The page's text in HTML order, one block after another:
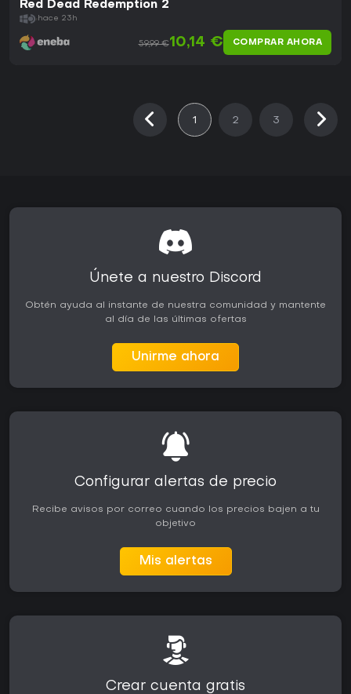
Red Dead Redemption 2
hace 23h
59,99 €10,14 € COMPRAR AHORA
1 2 3
Únete a nuestro Discord
Obtén ayuda al instante de nuestra comunidad y mantente
al día de las últimas ofertas
Unirme ahora
Configurar alertas de precio
Recibe avisos por correo cuando los precios bajen a tu
objetivo
Mis alertas
Crear cuenta gratis